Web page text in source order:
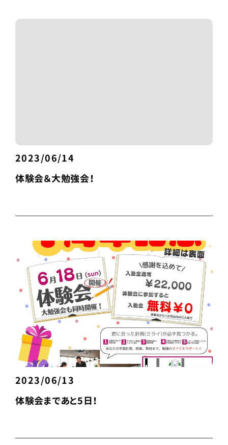
2023/06/14
体験会＆大勉強会！
2023/06/13
体験会まであと5日！